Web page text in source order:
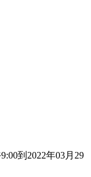
9:00到 2022年03月29